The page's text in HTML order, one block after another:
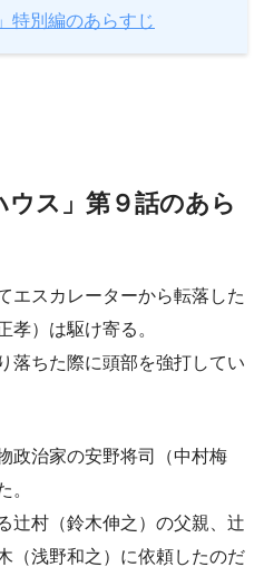
特別編のあらすじ
ウス」第９話のあら
エスカレーターから転落した
孝） は駆け寄る。
落ちた際に頭部を強打してい
政治家の安野将司（中村梅
。
辻村（鈴木伸之） の父親、辻
（浅野和之） に依頼したのだ